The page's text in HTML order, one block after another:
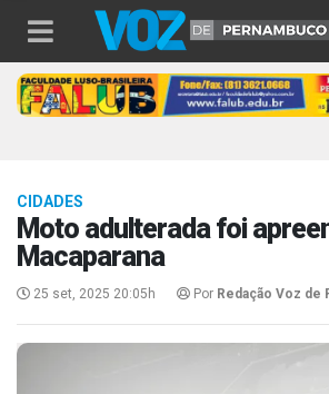
CIDADES
Moto adulterada foi
Macaparana
25 set, 2025 20:05h Por Redação Voz de